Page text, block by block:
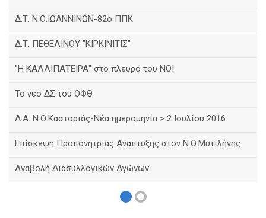
Δ.Τ. Ν.Ο.ΙΩΑΝΝΙΝΩΝ-82ο ΠΠΚ
Δ.Τ. ΠΕΘΕΛΙΝΟΥ "ΚΙΡΚΙΝΙΤΙΣ"
"Η ΚΑΛΛΙΠΑΤΕΙΡΑ" στο πλευρό του ΝΟΙ
Το νέο ΔΣ του ΟΦΘ
Δ.Α. Ν.Ο.Καστοριάς-Νέα ημερομηνία > 2 Ιουλίου 2016
Eπίσκεψη Προπόνητριας Ανάπτυξης στον Ν.Ο.Μυτιλήνης
Αναβολή Διασυλλογικών Αγώνων